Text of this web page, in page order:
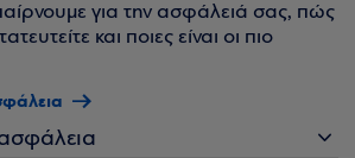
για την ασφάλειά σας, πώς
και ποιες είναι οι πιο